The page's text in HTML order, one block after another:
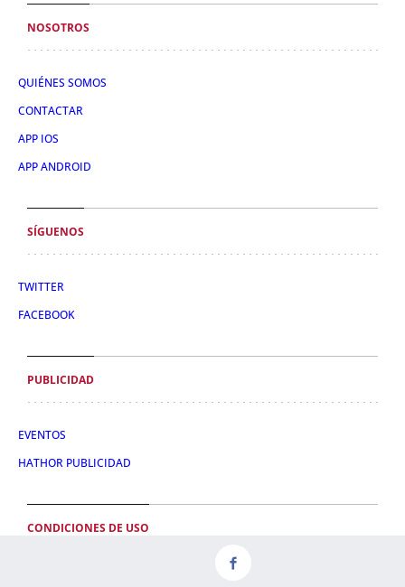
NOSOTROS
QUIÉNES SOMOS
CONTACTAR
APP IOS
APP ANDROID
SÍGUENOS
TWITTER
FACEBOOK
PUBLICIDAD
EVENTOS
HATHOR PUBLICIDAD
CONDICIONES DE USO